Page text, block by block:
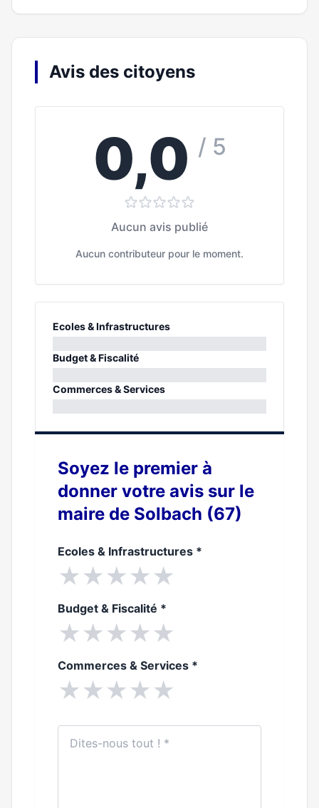
Avis des citoyens
0,0 / 5
Aucun avis publié
Aucun contributeur pour le moment.
Ecoles & Infrastructures
0%
Budget & Fiscalité
0%
Commerces & Services
Soyez le premier à
donner votre avis sur le
maire de Solbach (67)
Ecoles & Infrastructures *
★★★★★
Budget & Fiscalité *
★★★★★
Commerces & Services *
★★★★★